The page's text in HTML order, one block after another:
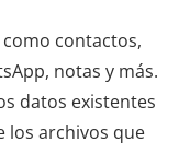
contactos,
notas y más.
datos existentes
los archivos que